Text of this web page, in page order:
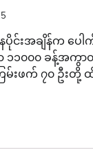
းအချိန်က ပေါ
၁၀၀၀ ခန့်အကွာတွ
ြမ်းဖက် ၇၀ ဦးတို့